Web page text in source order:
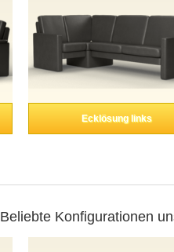
Ecklösung links
Beliebte Konfigurationen